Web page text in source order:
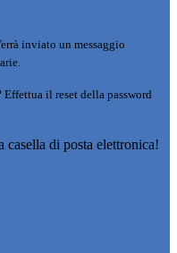
inviato un messaggio
Effettua il reset della password
di posta elettronica!